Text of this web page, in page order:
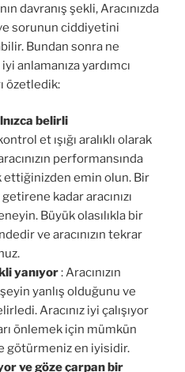
davranış şekli, Aracınızda
sorunun ciddiyetini
Bundan sonra ne
anlamanıza yardımcı
özetledik:
belirli
et ışığı aralıklı olarak
performansında
emin olun. Bir
kadar aracınızı
Büyük olasılıkla bir
ve aracınızın tekrar
yanıyor: Aracınızın
yanlış olduğunu ve
Aracınız iyi çalışıyor
önlemek için mümkün
götürmeniz en iyisidir.
ve göze çarpan bir